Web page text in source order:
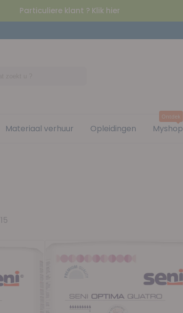
Particuliere klant ? Klik hier
Materiaal verhuur Opleidingen Myshop
Ontdek
15